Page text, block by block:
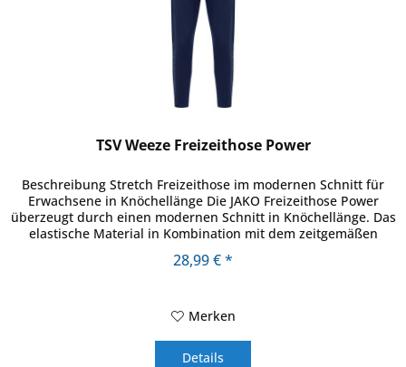
TSV Weeze Freizeithose Power
Beschreibung Stretch Freizeithose im modernen Schnitt für
Erwachsene in Knöchellänge Die JAKO Freizeithose Power
überzeugt durch einen modernen Schnitt in Knöchellänge. Das
elastische Material in Kombination mit dem zeitgemäßen
28,99 € *
Merken
Details